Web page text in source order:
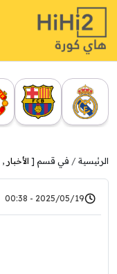
الرئيسية في قسم [ الأخبار ,
2025/05/19 - 00:38